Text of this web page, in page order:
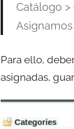
Catálogo
Para ello,
asignadas,